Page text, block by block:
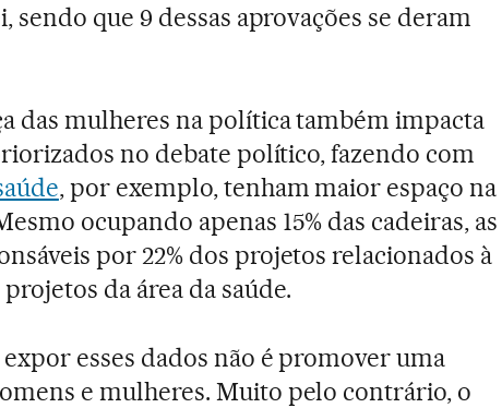
sendo que 9 dessas aprovações se deram
das mulheres na política também impacta
no debate político, fazendo com
, por exemplo, tenham maior espaço na
ocupando apenas 15% das cadeiras, as
por 22% dos projetos relacionados à
da área da saúde.
esses dados não é promover uma
e mulheres. Muito pelo contrário, o